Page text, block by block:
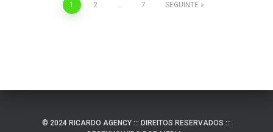
1 2 … 7 SEGUINTE
© 2024 RICARDO AGENCY ::: DIREITOS RESERVADOS :::